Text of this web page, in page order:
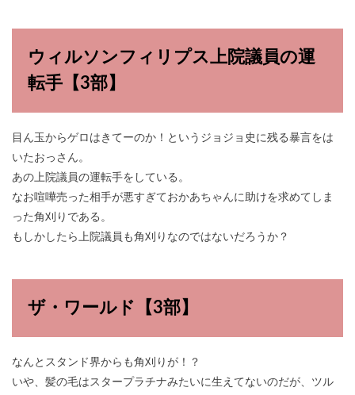
ウィルソンフィリプス上院議員の運
転手【3部】
目ん玉からゲロはきてーのか！というジョジョ史に残る暴言をは
いたおっさん。
あの上院議員の運転手をしている。
なお喧嘩売った相手が悪すぎておかあちゃんに助けを求めてしま
った角刈りである。
もしかしたら上院議員も角刈りなのではないだろうか？
ザ・ワールド【3部】
なんとスタンド界からも角刈りが！？
いや、髪の毛はスタープラチナみたいに生えてないのだが、ツル